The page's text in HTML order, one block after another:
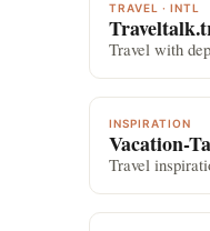
TRAVEL · INTL
Travel with
INSPIRATION
Vacation-
Travel